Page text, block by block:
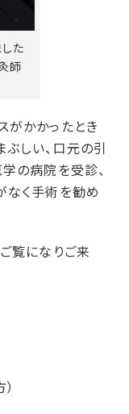
た
師
がかかったとき
しい、口元の引
の病院を受診、
なく手術を勧め
覧になりご来